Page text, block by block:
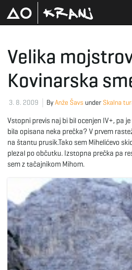
Velika
Kovinarska
3. 8. 2009 ByAnže Šavs under Skalna
Vstopni previs naj bi bil ocenjen IV+, pa
bila opisana neka prečka? V prvem
na štantu prusik.Tako sem Mihelićevo
plezal po občutku. Izstopna prečka pa
sem z tačajnikom Mihom.